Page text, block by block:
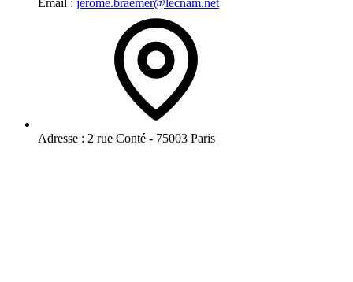
Email : jerome.braemer@lecnam.net
Adresse : 2 rue Conté - 75003 Paris